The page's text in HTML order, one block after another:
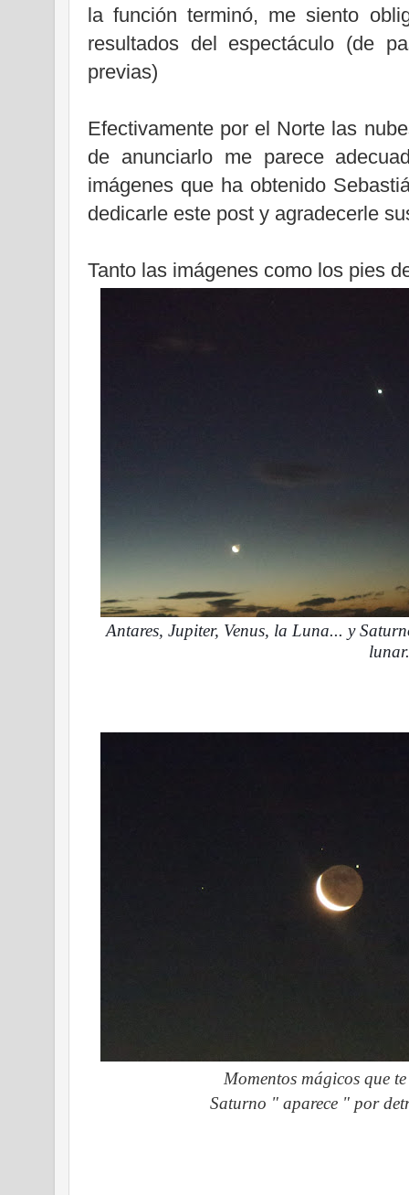
la función terminó, me siento
resultados del espectáculo (de
previas)
Efectivamente por el Norte las
de anunciarlo me parece
imágenes que ha obtenido
dedicarle este post y agradecerle
Tanto las imágenes como los pies
Antares, Jupiter, Venus, la Luna... y
Momentos mágicos que
Saturno " aparece " por